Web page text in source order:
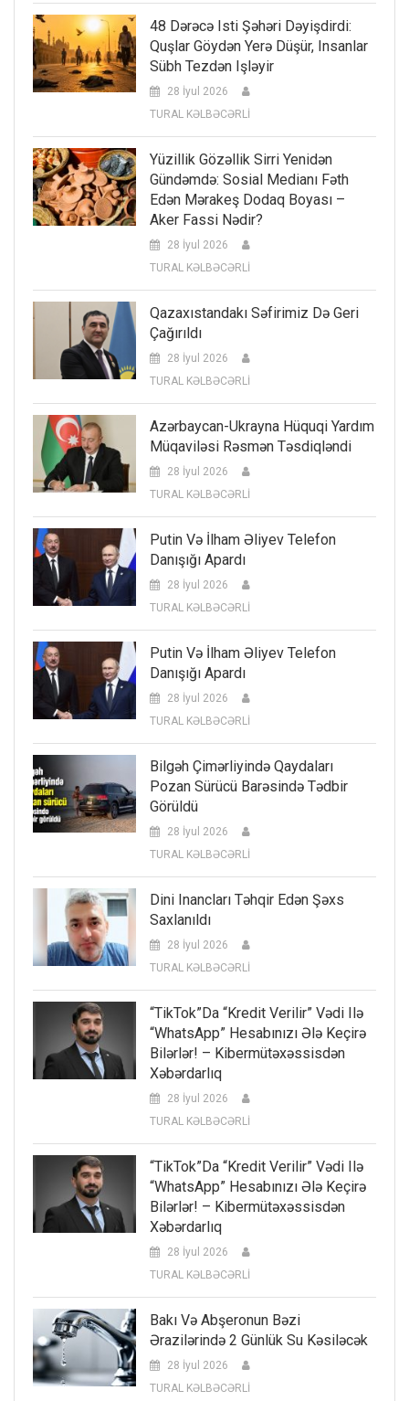
48 Dərəcə Isti Şəhəri Dəyişdirdi:
Quşlar Göydən Yerə Düşür, Insanlar
Sübh Tezdən Işləyir
28 İyul 2026
TURAL KƏLBƏCƏRLİ
Yüzillik Gözəllik Sirri Yenidən
Gündəmdə: Sosial Medianı Fəth
Edən Mərakeş Dodaq Boyası –
Aker Fassi Nədir?
28 İyul 2026
TURAL KƏLBƏCƏRLİ
Qazaxıstandakı Səfirimiz Də Geri
Çağırıldı
28 İyul 2026
TURAL KƏLBƏCƏRLİ
Azərbaycan-Ukrayna Hüquqi Yardım
Müqaviləsi Rəsmən Təsdiqləndi
28 İyul 2026
TURAL KƏLBƏCƏRLİ
Putin Və İlham Əliyev Telefon
Danışığı Apardı
28 İyul 2026
TURAL KƏLBƏCƏRLİ
Putin Və İlham Əliyev Telefon
Danışığı Apardı
28 İyul 2026
TURAL KƏLBƏCƏRLİ
Bilgəh Çimərliyində Qaydaları
Pozan Sürücü Barəsində Tədbir
Görüldü
28 İyul 2026
TURAL KƏLBƏCƏRLİ
Dini Inancları Təhqir Edən Şəxs
Saxlanıldı
28 İyul 2026
TURAL KƏLBƏCƏRLİ
“TikTok”da “kredit Verilir” Vədi Ilə
“WhatsApp” Hesabınızı Ələ Keçirə
Bilərlər! – Kibermütəxəssisdən
Xəbərdarlıq
28 İyul 2026
TURAL KƏLBƏCƏRLİ
“TikTok”da “kredit Verilir” Vədi Ilə
“WhatsApp” Hesabınızı Ələ Keçirə
Bilərlər! – Kibermütəxəssisdən
Xəbərdarlıq
28 İyul 2026
TURAL KƏLBƏCƏRLİ
Bakı Və Abşeronun Bəzi
Ərazilərində 2 Günlük Su Kəsiləcək
28 İyul 2026
TURAL KƏLBƏCƏRLİ